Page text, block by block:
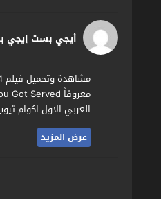
أيجي بست إيجي
العربي الاول اكوام
عرض المزيد